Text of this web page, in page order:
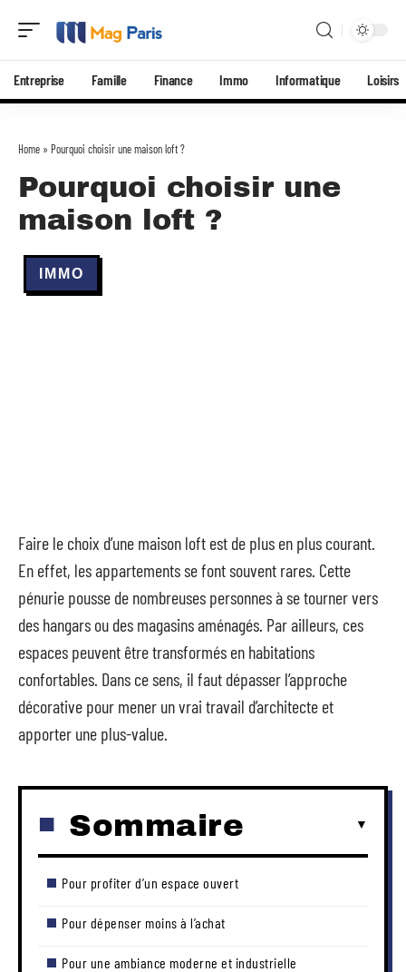
Entreprise Famille Finance Immo Informatique Loisirs
Home » Pourquoi choisir une maison loft ?
Pourquoi choisir une
maison loft ?
IMMO
Faire le choix d’une maison loft est de plus en plus courant.
En effet, les appartements se font souvent rares. Cette
pénurie pousse de nombreuses personnes à se tourner vers
des hangars ou des magasins aménagés. Par ailleurs, ces
espaces peuvent être transformés en habitations
confortables. Dans ce sens, il faut dépasser l’approche
décorative pour mener un vrai travail d’architecte et
apporter une plus-value.
Sommaire
Pour profiter d’un espace ouvert
Pour dépenser moins à l’achat
Pour une ambiance moderne et industrielle